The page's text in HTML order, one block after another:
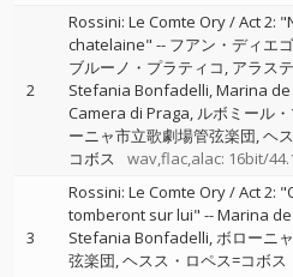
2
Rossini: Le Comte Ory / Act 2:
chatelaine" -- フアン・ディエ
ブルーノ・プラティコ アラス
Stefania Bonfadelli Marina de
Camera di Praga ルボミール
ーニャ市立歌劇場管弦楽団 ヘ
コボス
wav,flac,alac: 16bit/
3
Rossini: Le Comte Ory / Act 2:
tomberont sur lui" --Marina de
Stefania Bonfadelli ボローニ
弦楽団 ヘスス・ロペス=コボス